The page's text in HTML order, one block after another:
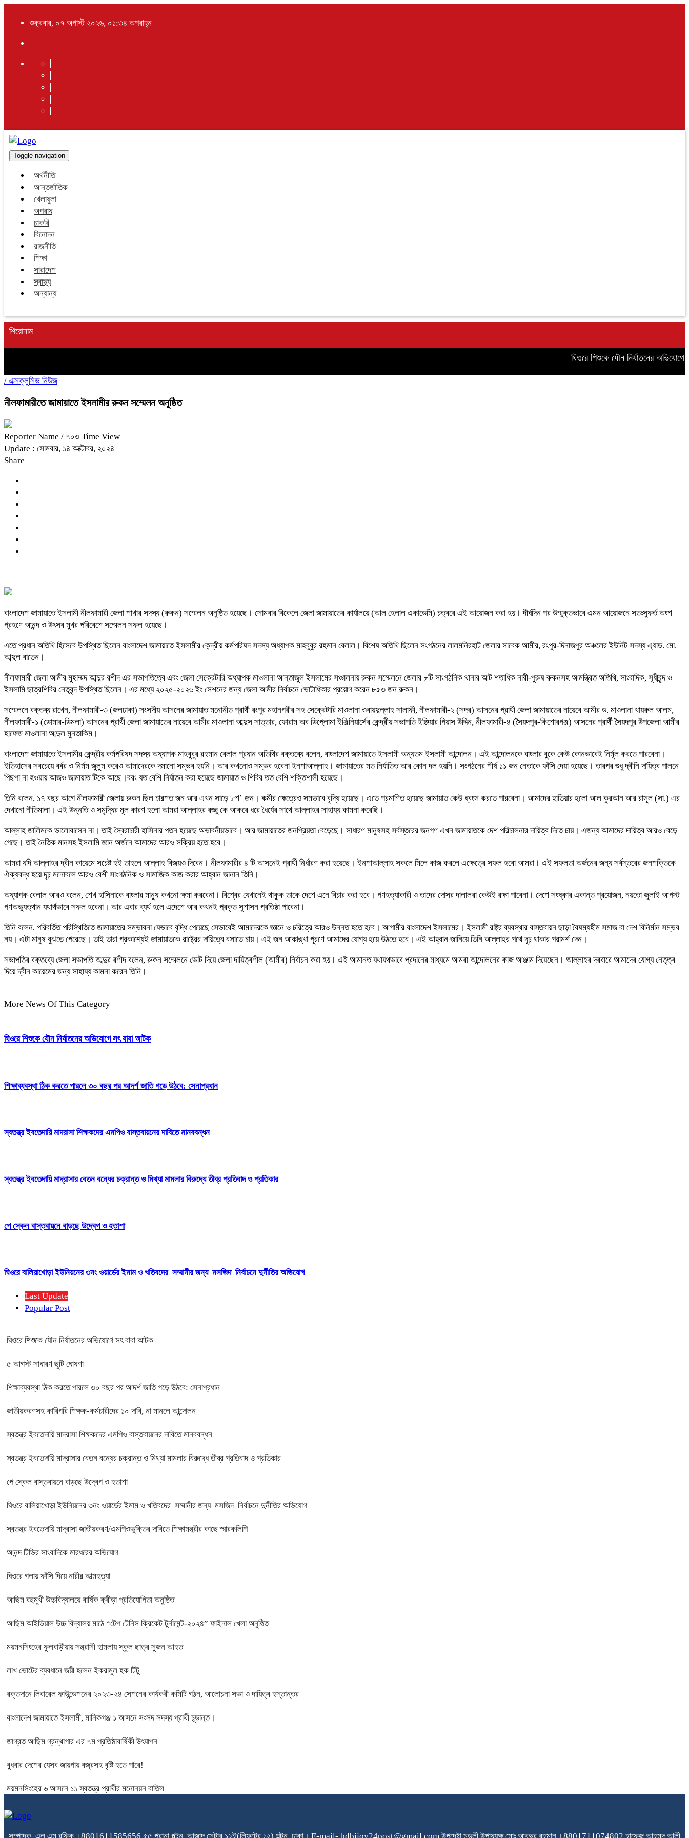
শুক্রবার, ০৭ অগাস্ট ২০২৬, ০১:৩৪ অপরাহ্ন
Toggle navigation
অর্থনীতি
আন্তর্জাতিক
খেলাধুলা
অপরাধ
চাকরি
বিনোদন
রাজনীতি
শিক্ষা
সারাদেশ
স্বাস্থ্য
অন্যান্য
শিরোনাম
ঘিওরে শিশুকে যৌন নির্যাতনের অভিযোগে সৎ
/ এক্সক্লুসিভ নিউজ
নীলফামারীতে জামায়াতে ইসলামীর রুকন সম্মেলন অনুষ্ঠিত
Reporter Name / ৭০৩ Time View
Update : সোমবার, ১৪ অক্টোবর, ২০২৪
Share
বাংলাদেশ জামায়াতে ইসলামী নীলফামারী জেলা শাখার সদস্য (রুকন) সম্মেলন অনুষ্ঠিত হয়েছে। সোমবার বিকেলে জেলা জামায়াতের কার্যালয়ে (আল হেলাল একাডেমি) চত্বরে এই আয়োজন করা হয়। দীর্ঘদিন পর উম্মুক্তভাবে এমন আয়োজনে সতঃস্ফুর্ত অংশ
গ্রহণে আনন্দ ও উৎসব মুখর পরিবেশে সম্মেলন সফল হয়েছে।
এতে প্রধান অতিথি হিসেবে উপস্থিত ছিলেন বাংলাদেশ জামায়াতে ইসলামীর কেন্দ্রীয় কর্মপরিষদ সদস্য অধ্যাপক মাহবুবুর রহমান বেলাল। বিশেষ অতিথি ছিলেন সংগঠনের লালমনিরহাট জেলার সাবেক আমীর, রংপুর-দিনাজপুর অঞ্চলের ইউনিট সদস্য এ্যাড. মো.
আব্দুল বাতেন।
নীলফামারী জেলা আমীর মুহাম্মদ আব্দুর রশীদ এর সভাপতিত্বে এবং জেলা সেক্রেটারি অধ্যাপক মাওলানা আন্তাজুল ইসলামের সঞ্চালনায় রুকন সম্মেলনে জেলার ৮টি সাংগঠনিক থানার আট শতাধিক নারী-পুরুষ রুকনসহ আমন্ত্রিত অতিথি, সাংবাদিক, সূধীবৃন্দ ও
ইসলামি ছাত্রশিবির নেতৃবৃন্দ উপস্থিত ছিলেন। এর মধ্যে ২০২৫-২০২৬ ইং সেশনের জন্য জেলা আমীর নির্বাচনে ভোটাধিকার প্রয়োগ করেন ৮৫৩ জন রুকন।
সম্মেলনে বক্তব্য রাখেন, নীলফামারী-৩ (জলঢাকা) সংসদীয় আসনের জামায়াত মনোনীত প্রার্থী রংপুর মহানগরীর সহ সেক্রেটারি মাওলানা ওবায়দুল্লাহ সালাফী, নীলফামারী-২ (সদর) আসনের প্রার্থী জেলা জামায়াতের নায়েবে আমীর ড. মাওলানা খায়রুল আলম,
নীলফামারী-১ (ডোমার-ডিমলা) আসনের প্রার্থী জেলা জামায়াতের নায়েবে আমীর মাওলানা আব্দুস সাত্তার, ফোরাম অব ডিপ্লোমা ইঞ্জিনিয়ার্সের কেন্দ্রীয় সভাপতি ইঞ্জিয়ার গিয়াস উদ্দিন, নীলফামারী-৪ (সৈয়দপুর-কিশোরগঞ্জ) আসনের প্রার্থী সৈয়দপুর উপজেলা আমীর
হাফেজ মাওলানা আব্দুল মুনতাকিম।
বাংলাদেশ জামায়াতে ইসলামীর কেন্দ্রীয় কর্মপরিষদ সদস্য অধ্যাপক মাহবুবুর রহমান বেলাল প্রধান অতিথির বক্তব্যে বলেন, বাংলাদেশ জামায়াতে ইসলামী অন্যতম ইসলামী আন্দোলন। এই আন্দোলনকে বাংলার বুকে কেউ কোনভাবেই নির্মূল করতে পারবেনা।
ইতিহাসের সবচেয়ে বর্বর ও নির্মম জুলুম করেও আমাদেরকে দমানো সম্ভব হয়নি। আর কখনোও সম্ভব হবেনা ইনশাআল্লাহ। জামায়াতের মত নির্যাতিত আর কোন দল হয়নি। সংগঠনের শীর্ষ ১১ জন নেতাকে ফাঁসি দেয়া হয়েছে। তারপর শুধু দ্বীনি দায়িত্ব পালনে
পিছপা না হওয়ায় আজও জামায়াত টিকে আছে।বরং যত বেশি নির্যাতন করা হয়েছে জামায়াত ও শিবির তত বেশি শক্তিশালী হয়েছে।
তিনি বলেন, ১৭ বছর আগে নীলফামারী জেলায় রুকন ছিল চারশত জন আর এখন সাড়ে ৮শ’ জন। কর্মীর ক্ষেত্রেও সমভাবে বৃদ্ধি হয়েছে। এতে প্রমাণিত হয়েছে জামায়াত কেউ ধ্বংস করতে পারবেনা। আমাদের হাতিয়ার হলো আল কুরআন আর রাসূল (সা.) এর
দেখানো নীতিমালা। এই উন্নতি ও সমৃদ্ধির মূল কারণ হলো আমরা আল্লাহর রজ্জু কে আকরে ধরে ধৈর্যের সাথে আল্লাহর সাহায্য কামনা করেছি।
আল্লাহ জালিমকে ভালোবাসেন না। তাই স্বৈরাচারী হাসিনার পতন হয়েছে অভাবনীয়ভাবে। আর জামায়াতের জনপ্রিয়তা বেড়েছে। সাধারণ মানুষসহ সর্বস্তরের জনগণ এখন জামায়াতকে দেশ পরিচালনার দায়িত্ব দিতে চায়। এজন্য আমাদের দায়িত্ব আরও বেড়ে
গেছে। তাই নৈতিক মানসহ ইসলামি জ্ঞান অর্জনে আমাদের আরও সক্রিয় হতে হবে।
আমরা যদি আল্লাহর দ্বীন কায়েমে সচেষ্ট হই তাহলে আল্লাহ বিজয়ও দিবেন। নীলফামারীর ৪ টি আসনেই প্রার্থী নির্ধারণ করা হয়েছে। ইনশাআল্লাহ সকলে মিলে কাজ করলে এক্ষেত্রে সফল হবো আমরা। এই সফলতা অর্জনের জন্য সর্বস্তরের জনশক্তিকে
ঐক্যবদ্ধ হয়ে দৃঢ় মনোবলে আরও বেশী সাংগঠনিক ও সামাজিক কাজ করার আহ্বান জানান তিনি।
অধ্যাপক বেলাল আরও বলেন, শেখ হাসিনাকে বাংলার মানুষ কখনো ক্ষমা করবেনা। বিশ্বের যেখানেই থাকুক তাকে দেশে এনে বিচার করা হবে। গণহত্যাকারী ও তাদের দোসর দালালরা কেউই রক্ষা পাবেনা। দেশে সংষ্কার একান্ত প্রয়োজন, নয়তো জুলাই আগস্ট
গণঅভ্যুত্থান যথার্থভাবে সফল হবেনা। আর এবার ব্যর্থ হলে এদেশে আর কখনই প্রকৃত সুশাসন প্রতিষ্ঠা পাবেনা।
তিনি বলেন, পরিবর্তিত পরিস্থিতিতে জামায়াতের সম্ভাবনা যেভাবে বৃদ্ধি পেয়েছে সেভাবেই আমাদেরকে জ্ঞানে ও চরিত্রে আরও উন্নত হতে হবে। আগামীর বাংলাদেশ ইসলামের। ইসলামী রাষ্ট্র ব্যবস্থার বাস্তবায়ন ছাড়া বৈষম্যহীম সমাজ বা দেশ বিনির্মান সম্ভব
নয়। এটা মানুষ বুঝতে পেরেছে। তাই তারা প্রকাশ্যেই জামায়াতকে রাষ্ট্রের দায়িত্বে বসাতে চায়। এই জন আকাঙ্খা পূরণে আমাদের যোগ্য হয়ে উঠতে হবে। এই আহ্বান জানিয়ে তিনি আল্লাহর পথে দৃঢ় থাকার পরামর্শ দেন।
সভাপতির বক্তব্যে জেলা সভাপতি আব্দুর রশীদ বলেন, রুকন সম্মেলনে ভোট দিয়ে জেলা দায়িত্বশীল (আমীর) নির্বাচন করা হয়। এই আমানত যথাযথভাবে প্রদানের মাধ্যমে আমরা আন্দোলনের কাজ আঞ্জাম দিয়েছেন। আল্লাহর দরবারে আমাদের যোগ্য নেতৃত্ব
দিয়ে দ্বীন কায়েমের জন্য সাহায্য কামনা করেন তিনি।
More News Of This Category
ঘিওরে শিশুকে যৌন নির্যাতনের অভিযোগে সৎ বাবা আটক
শিক্ষাব্যবস্থা ঠিক করতে পারলে ৩০ বছর পর আদর্শ জাতি গড়ে উঠবে: সেনাপ্রধান
স্বতন্ত্র ইবতেদায়ি মাদরাসা শিক্ষকদের এমপিও বাস্তবায়নের দাবিতে মানববন্ধন
স্বতন্ত্র ইবতেদায়ি মাদ্রাসার বেতন বন্ধের চক্রান্ত ও মিথ্যা মামলার বিরুদ্ধে তীব্র প্রতিবাদ ও প্রতিকার
পে স্কেল বাস্তবায়নে বাড়ছে উদ্বেগ ও হতাশা
ঘিওরে বালিয়াখোড়া ইউনিয়নের ৩নং ওয়ার্ডের ইমাম ও খতিবদের সম্মানীর জন্য মসজিদ নির্বাচনে দুর্নীতির অভিযোগ
Last Update
Popular Post
ঘিওরে শিশুকে যৌন নির্যাতনের অভিযোগে সৎ বাবা আটক
৫ আগস্ট সাধারণ ছুটি ঘোষণা
শিক্ষাব্যবস্থা ঠিক করতে পারলে ৩০ বছর পর আদর্শ জাতি গড়ে উঠবে: সেনাপ্রধান
জাতীয়করণসহ কারিগরি শিক্ষক-কর্মচারীদের ১০ দাবি, না মানলে আন্দোলন
স্বতন্ত্র ইবতেদায়ি মাদরাসা শিক্ষকদের এমপিও বাস্তবায়নের দাবিতে মানববন্ধন
স্বতন্ত্র ইবতেদায়ি মাদ্রাসার বেতন বন্ধের চক্রান্ত ও মিথ্যা মামলার বিরুদ্ধে তীব্র প্রতিবাদ ও প্রতিকার
পে স্কেল বাস্তবায়নে বাড়ছে উদ্বেগ ও হতাশা
ঘিওরে বালিয়াখোড়া ইউনিয়নের ৩নং ওয়ার্ডের ইমাম ও খতিবদের সম্মানীর জন্য মসজিদ নির্বাচনে দুর্নীতির অভিযোগ
স্বতন্ত্র ইবতেদায়ি মাদ্রাসা জাতীয়করণ/এমপিওভুক্তির দাবিতে শিক্ষামন্ত্রীর কাছে স্মারকলিপি
আনন্দ টিভির সাংবাদিকে মারধরের অভিযোগ
ঘিওরে গলায় ফাঁসি দিয়ে নারীর আত্মহত্যা
আছিম বহুমুখী উচ্চবিদ্যালয়ে বার্ষিক ক্রীড়া প্রতিযোগিতা অনুষ্ঠিত
আছিম আইডিয়াল উচ্চ বিদ্যালয় মাঠে “টেপ টেনিস ক্রিকেট টুর্নামেন্ট-২০২৪” ফাইনাল খেলা অনুষ্ঠিত
ময়মনসিংহের ফুলবাড়ীয়ায় সন্ত্রাসী হামলায় স্কুল ছাত্র সুজন আহত
লাখ ভোটের ব্যবধানে জয়ী হলেন ইকরামুল হক টিটু
রক্তদানে লিবারেল ফাউন্ডেশনের ২০২৩-২৪ সেশনের কার্যকরী কমিটি গঠন, আলোচনা সভা ও দায়িত্ব হস্তান্তর
বাংলাদেশ জামায়াতে ইসলামী, মানিকগঞ্জ ১ আসনে সংসদ সদস্য প্রার্থী চূড়ান্ত।
জাগ্রত আছিম গ্রন্থাগার এর ৭ম প্রতিষ্ঠাবার্ষিকী উৎযাপন
বুধবার দেশের যেসব জায়গায় বজ্রসহ বৃষ্টি হতে পারে!
ময়মনসিংহের ৬ আসনে ১১ স্বতন্ত্র প্রার্থীর মনোনয়ন বাতিল